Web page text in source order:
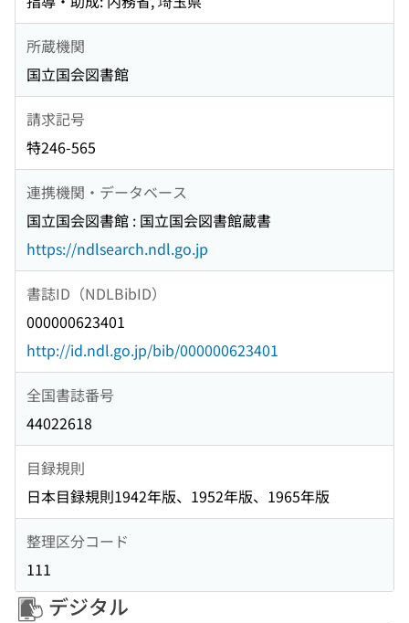
所蔵機関
国立国会図書館
請求記号
特246-565
連携機関・データベース
国立国会図書館 : 国立国会図書館蔵書
https://ndlsearch.ndl.go.jp
書誌ID（NDLBibID）
000000623401
http://id.ndl.go.jp/bib/000000623401
全国書誌番号
44022618
目録規則
日本目録規則1942年版、1952年版、1965年版
整理区分コード
111
デジタル